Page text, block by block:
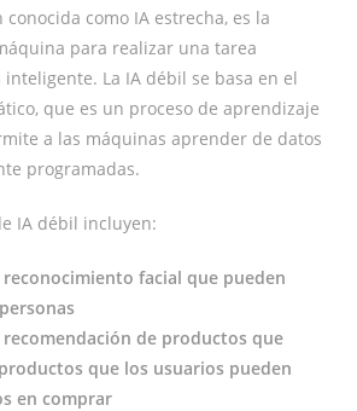
como IA estrecha, es la
para realizar una tarea
La IA débil se basa en el
que es un proceso de aprendizaje
a las máquinas aprender de datos
programadas.
IA débil incluyen:
reconocimiento facial que pueden
recomendación de productos que
que los usuarios pueden
en comprar